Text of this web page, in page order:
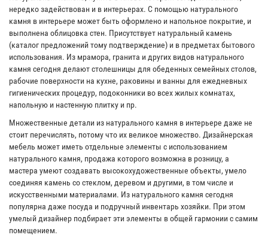
нередко задействован и в интерьерах. С помощью натурального
камня в интерьере может быть оформлено и напольное покрытие, и
выполнена облицовка стен. Присутствует натуральный камень
(каталог предложений тому подтверждение) и в предметах бытового
использования. Из мрамора, гранита и других видов натурального
камня сегодня делают столешницы для обеденных семейных столов,
рабочие поверхности на кухне, раковины и ванны для ежедневных
гигиенических процедур, подоконники во всех жилых комнатах,
напольную и настенную плитку и пр.
Множественные детали из натурального камня в интерьере даже не
стоит перечислять, потому что их великое множество. Дизайнерская
мебель может иметь отдельные элементы с использованием
натурального камня, продажа которого возможна в розницу, а
мастера умеют создавать высокохудожественные объекты, умело
соединяя камень со стеклом, деревом и другими, в том числе и
искусственными материалами. Из натурального камня сегодня
популярна даже посуда и подручный инвентарь хозяйки. При этом
умелый дизайнер подбирает эти элементы в общей гармонии с самим
помещением.